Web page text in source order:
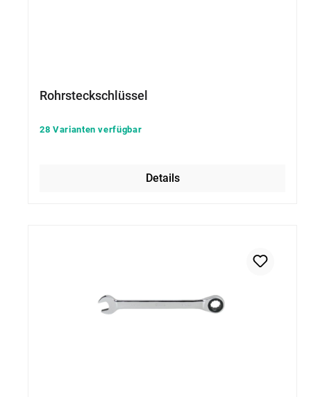
Rohrsteckschlüssel
28 Varianten verfügbar
Details